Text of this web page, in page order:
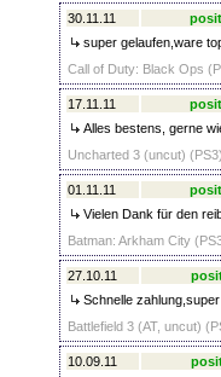
30.11.11
super gelaufen,ware
Call of Duty: Black Ops
17.11.11
Alles bestens, gerne
Uncharted 3 (uncut)
01.11.11
Vielen Dank für den
Batman: Arkham City
27.10.11
Schnelle
Battlefield 3 (AT, uncut)
10.09.11